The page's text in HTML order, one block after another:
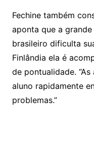
Fechine também
aponta que a
brasileiro dificulta
Finlândia ela é
de pontualidade.
aluno rapidamente
problemas.”